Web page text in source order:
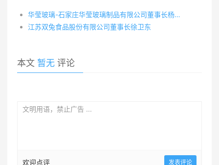
华莹玻璃-石家庄华莹玻璃制品有限公司董事长杨明华
江苏双兔食品股份有限公司董事长徐卫东
本文 暂无 评论
欢迎点评